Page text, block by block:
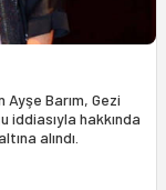
Barım, Gezi
iddiasıyla hakkında
alındı.